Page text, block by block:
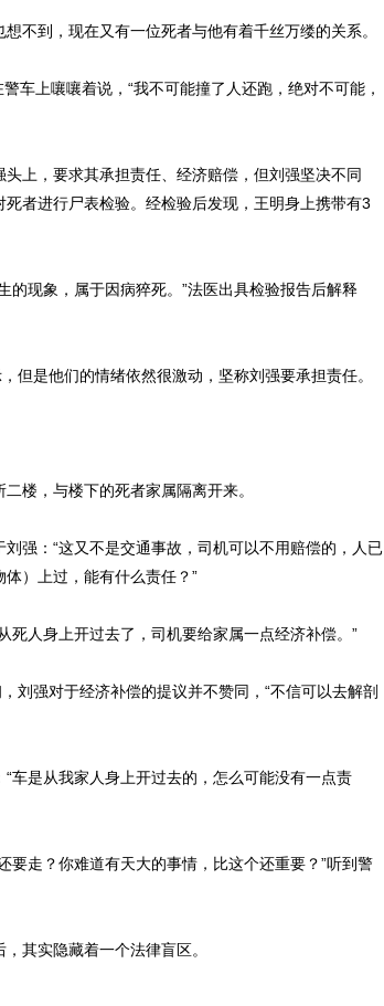
到，现在又有一位死者与他有着千丝万缕的关系。
上嚷嚷着说，“我不可能撞了人还跑，绝对不可能，
，要求其承担责任、经济赔偿，但刘强坚决不同
者进行尸表检验。经检验后发现，王明身上携带有3
现象，属于因病猝死。”法医出具检验报告后解释
是他们的情绪依然很激动，坚称刘强要承担责任。
，与楼下的死者家属隔离开来。
：“这又不是交通事故，司机可以不用赔偿的，人已
）上过，能有什么责任？”
人身上开过去了，司机要给家属一点经济补偿。”
强对于经济补偿的提议并不赞同，“不信可以去解剖
是从我家人身上开过去的，怎么可能没有一点责
走？你难道有天大的事情，比这个还重要？”听到警
其实隐藏着一个法律盲区。